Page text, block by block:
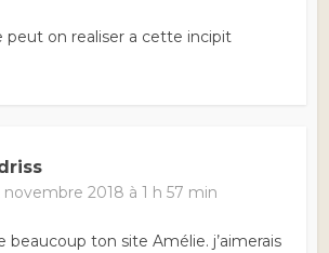
peut on realiser a cette incipit
novembre 2018 à 1 h 57 min
beaucoup ton site Amélie. j’aimerais